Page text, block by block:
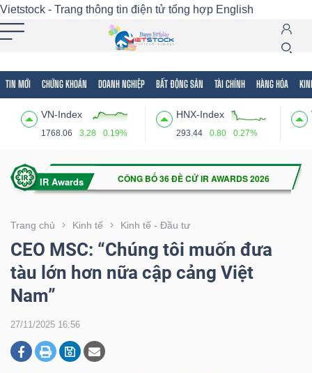
Vietstock - Trang thông tin điện tử tổng hợp English
TIN MỚI CHỨNG KHOÁN DOANH NGHIỆP BẤT ĐỘNG SẢN TÀI CHÍNH HÀNG HÓA
VN-Index
1768.06 3.28 0.19%
HNX-Index
293.44 0.80 0.27%
Trang chủ Kinh tế Kinh tế - Đầu tư
CEO MSC: “Chúng tôi muốn đưa
tàu lớn hơn nữa cập cảng Việt
Nam”
27/11/2025 16:56
Tất cả Tính năng Ngành Mã chứng khoán
Tính
(-)
VIETSTOCK
CHỨNG
KHOÁN
DOANH